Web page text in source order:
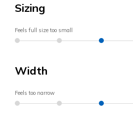
Sizing
Feels full size too small
Width
Feels too narrow